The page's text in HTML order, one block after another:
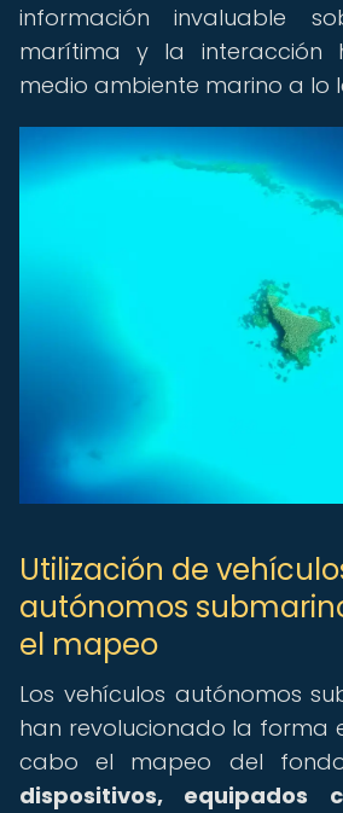
información invaluable
marítima y la interacción
medio ambiente marino a lo
Utilización de
autónomos
el mapeo
Los vehículos autónomos
han revolucionado la forma
cabo el mapeo del
dispositivos, equipados